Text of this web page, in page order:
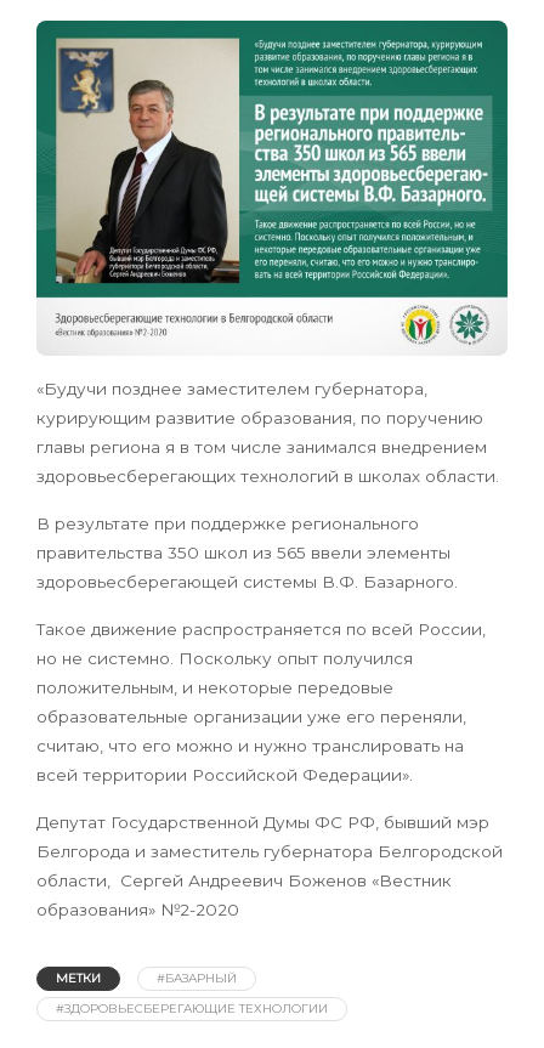
«Будучи позднее заместителем губернатора,
курирующим развитие образования, по поручению
главы региона я в том числе занимался внедрением
здоровьесберегающих технологий в школах области.
В результате при поддержке регионального
правительства 350 школ из 565 ввели элементы
здоровьесберегающей системы В.Ф. Базарного.
Такое движение распространяется по всей России,
но не системно. Поскольку опыт получился
положительным, и некоторые передовые
образовательные организации уже его переняли,
считаю, что его можно и нужно транслировать на
всей территории Российской Федерации».
Депутат Государственной Думы ФС РФ, бывший мэр
Белгорода и заместитель губернатора Белгородской
области, Сергей Андреевич Боженов «Вестник
образования» №2-2020
МЕТКИ
#БАЗАРНЫЙ
#ЗДОРОВЬЕСБЕРЕГАЮЩИЕ ТЕХНОЛОГИИ